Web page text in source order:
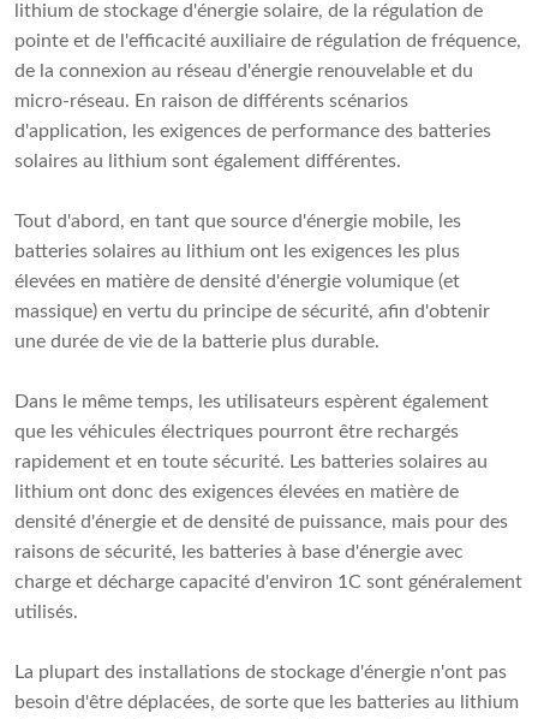
lithium de stockage d'énergie solaire, de la régulation de
pointe et de l'efficacité auxiliaire de régulation de fréquence,
de la connexion au réseau d'énergie renouvelable et du
micro-réseau. En raison de différents scénarios
d'application, les exigences de performance des batteries
solaires au lithium sont également différentes.
Tout d'abord, en tant que source d'énergie mobile, les
batteries solaires au lithium ont les exigences les plus
élevées en matière de densité d'énergie volumique (et
massique) en vertu du principe de sécurité, afin d'obtenir
une durée de vie de la batterie plus durable.
Dans le même temps, les utilisateurs espèrent également
que les véhicules électriques pourront être rechargés
rapidement et en toute sécurité. Les batteries solaires au
lithium ont donc des exigences élevées en matière de
densité d'énergie et de densité de puissance, mais pour des
raisons de sécurité, les batteries à base d'énergie avec
charge et décharge capacité d'environ 1C sont généralement
utilisés.
La plupart des installations de stockage d'énergie n'ont pas
besoin d'être déplacées, de sorte que les batteries au lithium